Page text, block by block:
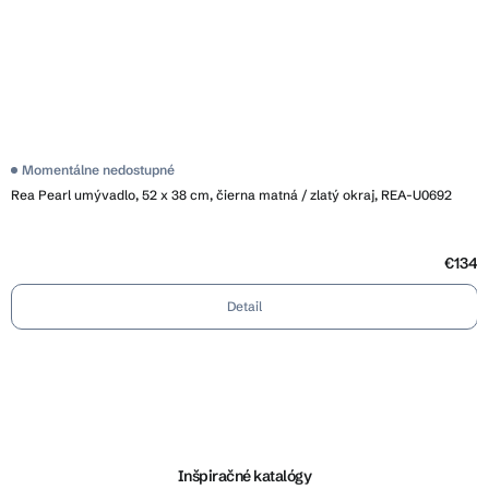
Rea Pearl umývadlo, 52 x 38 cm, čierna matná / zlatý okraj, REA-U0692
Momentálne nedostupné
€134
Detail
Inšpiračné katalógy